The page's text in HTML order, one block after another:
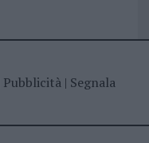
Pubblicità| Segnala